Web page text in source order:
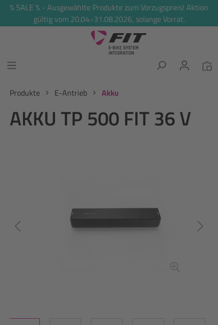
springen
% SALE % - Ausgewählte Produkte zum Vorzugspreis! Aktion
gültig vom 20.04.-31.08.2026, solange Vorrat.
Produkte E-Antrieb Akku
AKKU TP 500 FIT 36 V